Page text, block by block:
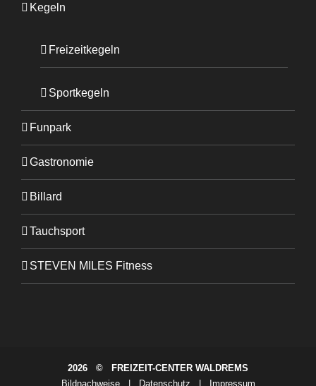
Kegeln
Freizeitkegeln
Sportkegeln
Funpark
Gastronomie
Billard
Tauchsport
STEVEN MILES Fitness
2026 © FREIZEIT-CENTER WALDREMS
Bildnachweise| Datenschutz Impressum